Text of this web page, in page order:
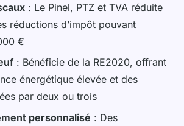
: Le Pinel, PTZ et TVA réduite
réductions d’impôt pouvant
€
: Bénéficie de la RE2020, offrant
énergétique élevée et des
par deux ou trois
personnalisé : Des